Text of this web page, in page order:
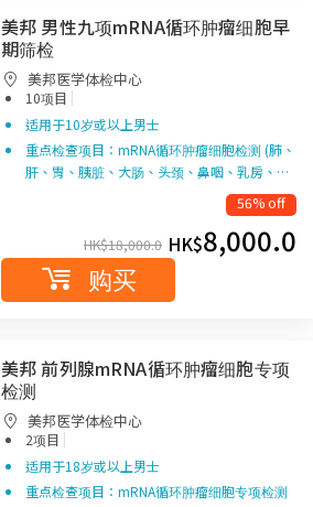
美邦 男性九项mRNA循环肿瘤细胞早
期筛检
美邦医学体检中心
10项目 |
适用于10岁或以上男士
重点检查项目：mRNA循环肿瘤细胞检测 (肺、
肝、胃、胰脏、大肠、头颈、鼻咽、乳房、…
56% off
HK$18,000.0 HK$8,000.0
购买
美邦 前列腺mRNA循环肿瘤细胞专项
检测
美邦医学体检中心
2项目 |
适用于18岁或以上男士
重点检查项目：mRNA循环肿瘤细胞专项检测